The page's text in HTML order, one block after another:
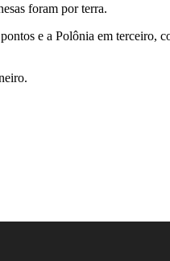
foram por terra.
e a Polônia em terceiro,